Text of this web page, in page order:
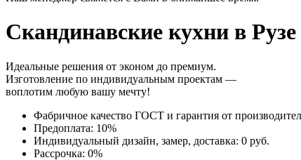
Скандинавские кухни в
Идеальные решения от эконом до премиум.
Изготовление по индивидуальным проектам —
воплотим любую вашу мечту!
Фабричное качество ГОСТ и гарантия от
Предоплата: 10%
Индивидуальный дизайн, замер, доставка: 0 руб.
Рассрочка: 0%